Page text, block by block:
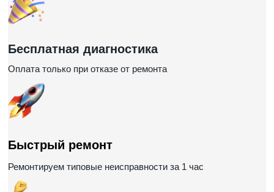
Бесплатная диагностика
Оплата только при отказе от ремонта
Быстрый ремонт
Ремонтируем типовые неисправности за 1 час